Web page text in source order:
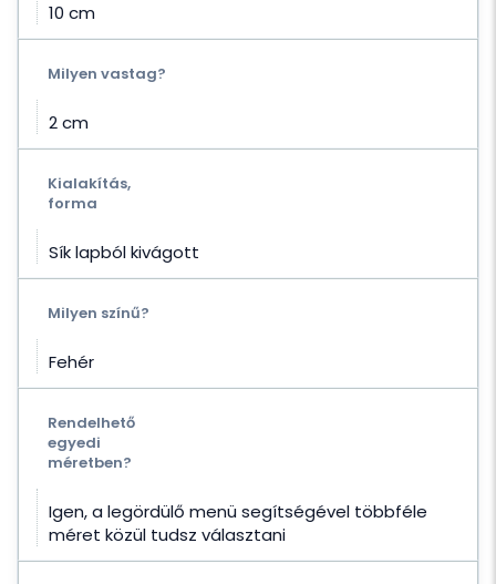
10 cm
Milyen vastag?
2 cm
Kialakítás,
forma
Sík lapból kivágott
Milyen színű?
Fehér
Rendelhető
egyedi
méretben?
Igen, a legördülő menü segítségével többféle
méret közül tudsz választani